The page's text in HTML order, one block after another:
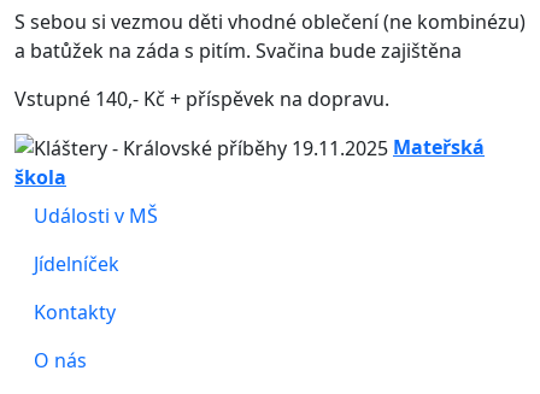
S sebou si vezmou děti vhodné oblečení (ne kombinézu)
a batůžek na záda s pitím. Svačina bude zajištěna
Vstupné 140,- Kč + příspěvek na dopravu.
Mateřská
škola
Události v MŠ
Jídelníček
Kontakty
O nás